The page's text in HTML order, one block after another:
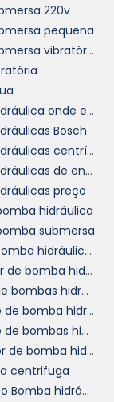
águatêm
setores,
a indústria
exemplo,
garantir
de
de jardins e
pontos de
de vida
valor às
dessas
são usadas
como em
de
confiável e
da
220v
pequena
Bomba submersa vibratória
Bombas hidráulica onde encontrar
Bosch
Bombas hidráulicas centrífugas
Bombas hidráulicas de engrenagens comprar
preço
hidráulica
submersa
Cotação Bomba hidráulica de pistão
Distribuidor de bomba hidráulica hidrodinâmica
Empresa de bombas hidráulica para empilhadeira SP
Fabricante de bomba hidráulica Rexroth
Fabricante de bombas hidráulicas bosch
Fornecedor de bomba hidráulica trator
centrifuga
Orçamento Bomba hidráulica de pistão